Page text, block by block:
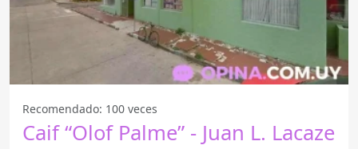
Recomendado: 100 veces
Caif “Olof Palme” - Juan L. Lacaze